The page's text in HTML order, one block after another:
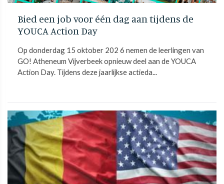
Bied een job voor één dag aan tijdens de
YOUCA Action Day
Op donderdag 15 oktober 202 6 nemen de leerlingen van
GO! Atheneum Vijverbeek opnieuw deel aan de YOUCA
Action Day. Tijdens deze jaarlijkse actieda...